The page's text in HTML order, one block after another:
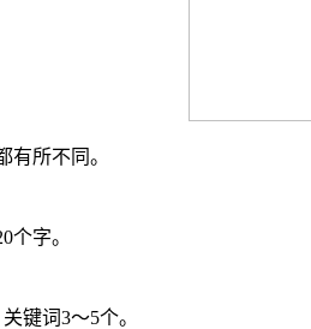
有所不同。
个字。
键词3～5个。